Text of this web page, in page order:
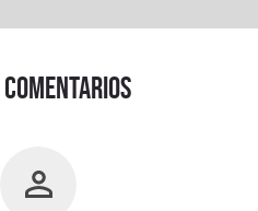
Comentarios